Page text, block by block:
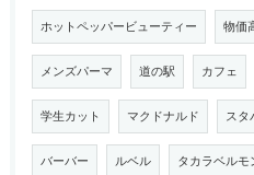
ホットペッパービューティー 物価
メンズパーマ 道の駅 カフェ
学生カット マクドナルド スタ
バーバー ルベル タカラベルモ